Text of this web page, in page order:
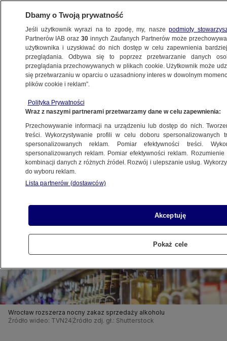
WROCŁAW
Wrocławiu
9.10.2025, 11:59
Posłuchaj artykułu
Czyta lektor AI
Wrocław rozszerza nocny zakaz sprzedaży alkoholu
Źródło wideo: TVN24 Źródło zdj. gł.: Shutterstock
Dbamy o Twoją prywatność
Jeśli użytkownik wyrazi na to zgodę, my, naszepodmioty
Partnerów IAB oraz30 innych Zaufanych Partnerów może
użytkownika i uzyskiwać do nich dostęp w celu zapewnienia
przeglądania. Odbywa się to poprzez przetwarzanie danych
przeglądania przechowywanych w plikach cookie. Użytkownik może
się przetwarzaniu w oparciu o uzasadniony interes w dowolnym
plików cookie i reklam”.
Polityka Prywatności
Wraz z naszymi partnerami przetwarzamy dane w celu zapewnienia:
Przechowywanie informacji na urządzeniu lub dostęp do nich.
treści. Wykorzystywanie profili w celu doboru spersonalizowanych
spersonalizowanych reklam. Pomiar efektywności treści.
spersonalizowanych reklam. Pomiar efektywności reklam.
kombinacji danych z różnych źródeł. Rozwój i ulepszanie usług.
do wyboru reklam.
Lista partnerów (dostawców)
Akceptuję
Pokaż cele